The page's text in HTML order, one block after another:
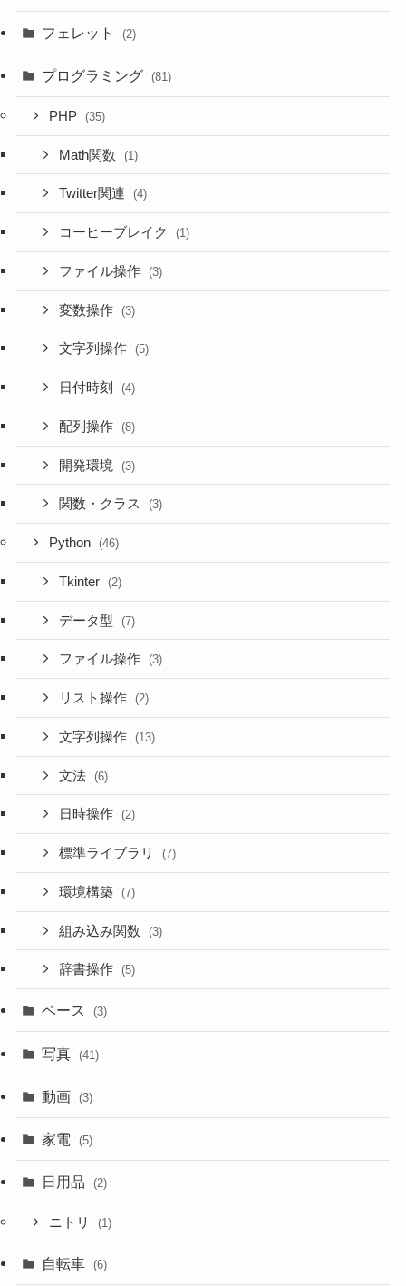
フェレット (2)
プログラミング (81)
PHP (35)
Math関数 (1)
Twitter関連 (4)
コーヒーブレイク (1)
ファイル操作 (3)
変数操作 (3)
文字列操作 (5)
日付時刻 (4)
配列操作 (8)
開発環境 (3)
関数・クラス (3)
Python (46)
Tkinter (2)
データ型 (7)
ファイル操作 (3)
リスト操作 (2)
文字列操作 (13)
文法 (6)
日時操作 (2)
標準ライブラリ (7)
環境構築 (7)
組み込み関数 (3)
辞書操作 (5)
ベース (3)
写真 (41)
動画 (3)
家電 (5)
日用品 (2)
ニトリ (1)
自転車 (6)